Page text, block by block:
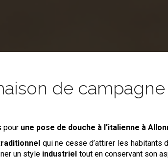
de
pour une pose de douche à l'italienne à
qui ne cesse d’attirer les habitants
un style industriel tout en conservant son